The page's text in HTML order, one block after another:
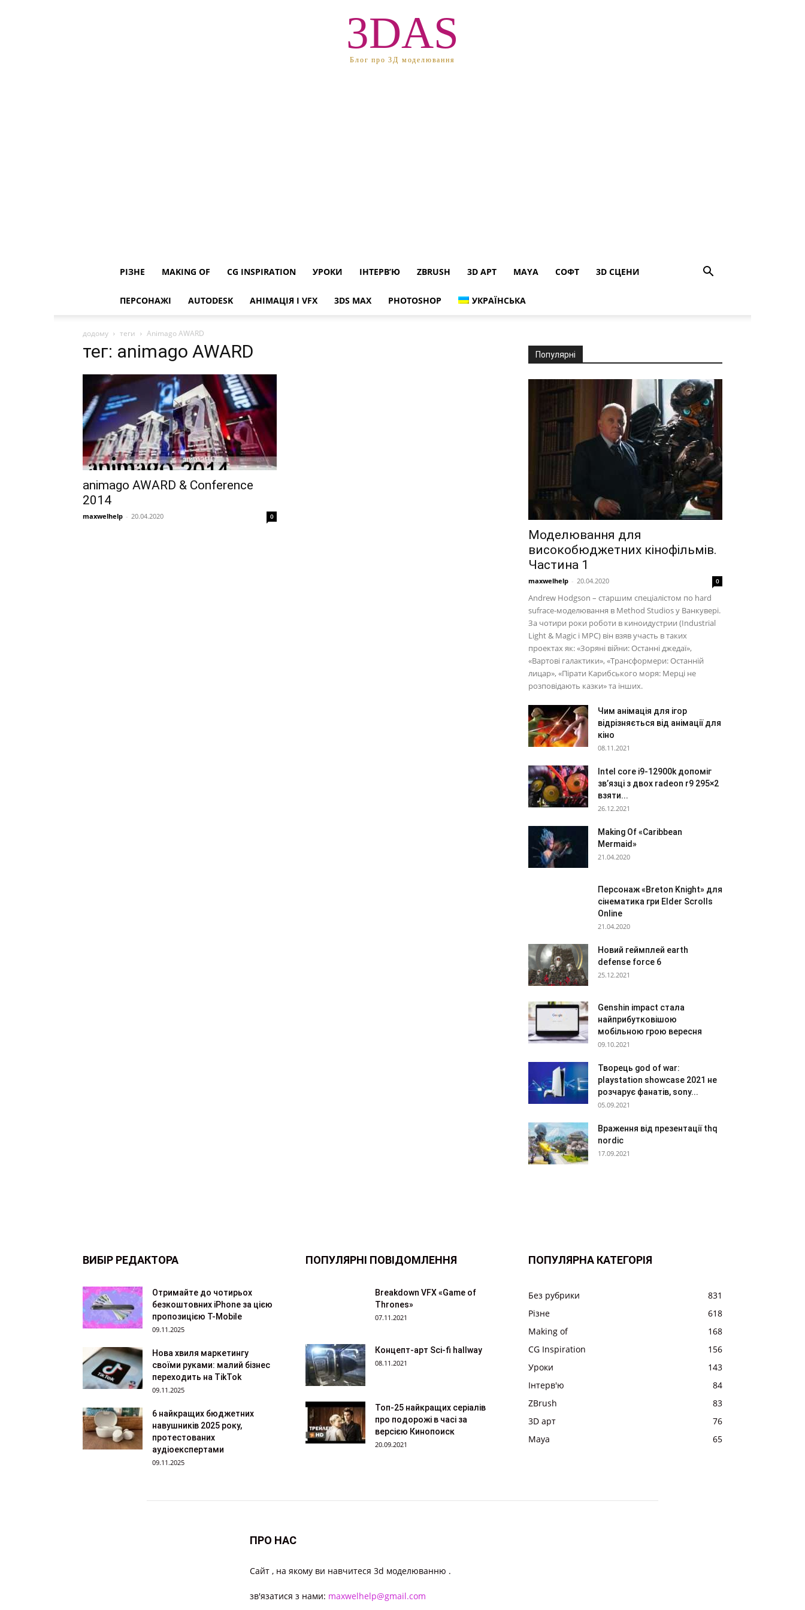
3DAS
Блог про 3Д моделювання
РІЗНЕ MAKING OF CG INSPIRATION УРОКИ ІНТЕРВ’Ю ZBRUSH 3D АРТ MAYA СОФТ 3D СЦЕНИ
ПЕРСОНАЖІ AUTODESK АНІМАЦІЯ І VFX 3DS MAX PHOTOSHOP УКРАЇНСЬКА
додому теги Animago AWARD
тег: animago AWARD
animago AWARD & Conference
2014
maxwelhelp - 20.04.2020 0
Популярні
Моделювання для
високобюджетних кінофільмів.
Частина 1
maxwelhelp - 20.04.2020 0
Andrew Hodgson – старшим спеціалістом по hard
sufrace-моделювання в Method Studios у Ванкувері.
За чотири роки роботи в киноидустрии (Industrial
Light & Magic і MPC) він взяв участь в таких
проектах як: «Зоряні війни: Останні джедаї»,
«Вартові галактики», «Трансформери: Останній
лицар», «Пірати Карибського моря: Мерці не
розповідають казки» та інших.
Чим анімація для ігор
відрізняється від анімації для
кіно
08.11.2021
Intel core i9-12900k допоміг
зв’язці з двох radeon r9 295×2
взяти...
26.12.2021
Making Of «Caribbean
Mermaid»
21.04.2020
Персонаж «Breton Knight» для
сінематика гри Elder Scrolls
Online
21.04.2020
Новий геймплей earth
defense force 6
25.12.2021
Genshin impact стала
найприбутковішою
мобільною грою вересня
09.10.2021
Творець god of war:
playstation showcase 2021 не
розчарує фанатів, sony...
05.09.2021
Враження від презентації thq
nordic
17.09.2021
ВИБІР РЕДАКТОРА
Отримайте до чотирьох
безкоштовних iPhone за цією
пропозицією T-Mobile
09.11.2025
Нова хвиля маркетингу
своїми руками: малий бізнес
переходить на TikTok
09.11.2025
6 найкращих бюджетних
навушників 2025 року,
протестованих
аудіоекспертами
09.11.2025
ПОПУЛЯРНІ ПОВІДОМЛЕННЯ
Breakdown VFX «Game of
Thrones»
07.11.2021
Концепт-арт Sci-fi hallway
08.11.2021
Топ-25 найкращих серіалів
про подорожі в часі за
версією Кинопоиск
20.09.2021
ПОПУЛЯРНА КАТЕГОРІЯ
Без рубрики
831
Різне
618
Making of
168
CG Inspiration
156
Уроки
143
Інтерв'ю
84
ZBrush
83
3D арт
76
Maya
65
ПРО НАС
Cайт , на якому ви навчитеся 3d моделюванню .
зв'язатися з нами: maxwelhelp@gmail.com